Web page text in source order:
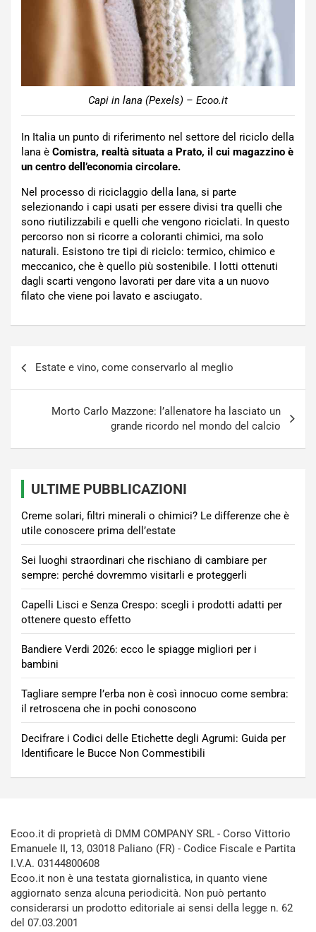
Capi in lana (Pexels) – Ecoo.it
In Italia un punto di riferimento nel settore del riciclo della
lana è Comistra, realtà situata a Prato, il cui magazzino è
un centro dell’economia circolare.
Nel processo di riciclaggio della lana, si parte
selezionando i capi usati per essere divisi tra quelli che
sono riutilizzabili e quelli che vengono riciclati. In questo
percorso non si ricorre a coloranti chimici, ma solo
naturali. Esistono tre tipi di riciclo: termico, chimico e
meccanico, che è quello più sostenibile. I lotti ottenuti
dagli scarti vengono lavorati per dare vita a un nuovo
filato che viene poi lavato e asciugato.
Estate e vino, come conservarlo al meglio
Morto Carlo Mazzone: l’allenatore ha lasciato un
grande ricordo nel mondo del calcio
ULTIME PUBBLICAZIONI
Creme solari, filtri minerali o chimici? Le differenze che è
utile conoscere prima dell’estate
Sei luoghi straordinari che rischiano di cambiare per
sempre: perché dovremmo visitarli e proteggerli
Capelli Lisci e Senza Crespo: scegli i prodotti adatti per
ottenere questo effetto
Bandiere Verdi 2026: ecco le spiagge migliori per i
bambini
Tagliare sempre l’erba non è così innocuo come sembra:
il retroscena che in pochi conoscono
Decifrare i Codici delle Etichette degli Agrumi: Guida per
Identificare le Bucce Non Commestibili
Ecoo.it di proprietà di DMM COMPANY SRL - Corso Vittorio
Emanuele II, 13, 03018 Paliano (FR) - Codice Fiscale e Partita
I.V.A. 03144800608
Ecoo.it non è una testata giornalistica, in quanto viene
aggiornato senza alcuna periodicità. Non può pertanto
considerarsi un prodotto editoriale ai sensi della legge n. 62
del 07.03.2001